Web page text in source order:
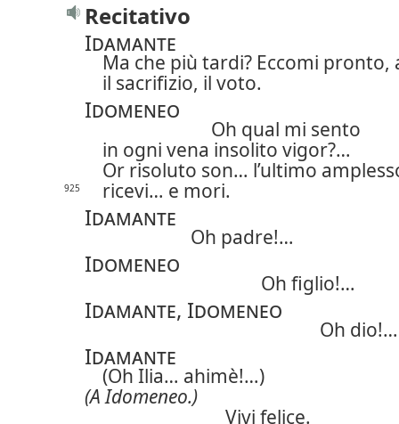
Recitativo
Idamante
Ma che più tardi? Eccomi pronto,
il sacrifizio, il voto.
Idomeneo
Oh qual mi sento
in ogni vena insolito vigor?…
Or risoluto son… l’ultimo
925 ricevi… e mori.
Idamante
Oh padre!…
Idomeneo
Oh figlio!…
Idamante, Idomeneo
Oh dio!…
Idamante
(Oh Ilia… ahimè!…)
(A Idomeneo.)
Vivi felice.